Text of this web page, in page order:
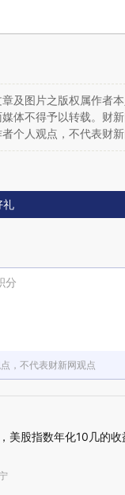
及图片之版权属作者
体不得予以转载。财
个人观点，不代表财新
礼
分
，不代表财新网观点
美股指数年化10几的